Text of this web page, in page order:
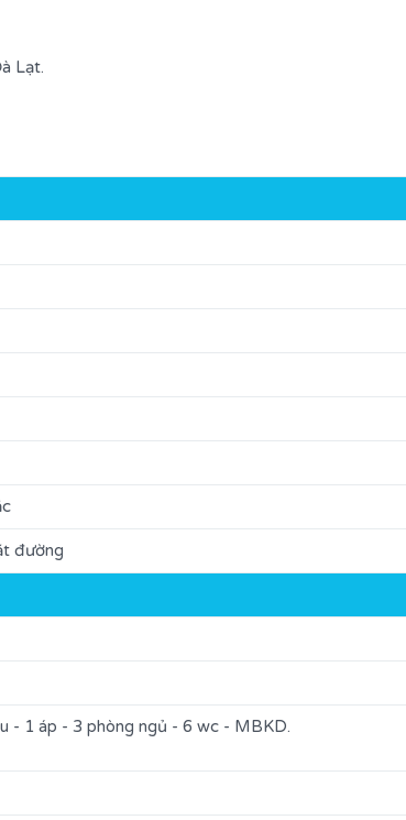
Lạt.
đường
- 1 áp - 3 phòng ngủ - 6 wc - MBKD.
35.000.000.000đ
BÁN
Loại